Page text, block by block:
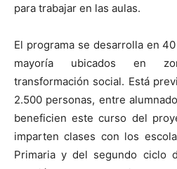
para trabajar en las aulas.
El programa se desarrolla en
mayoría ubicados en
transformación social. Está
2.500 personas, entre
beneficien este curso del
imparten clases con los
Primaria y del segundo ciclo